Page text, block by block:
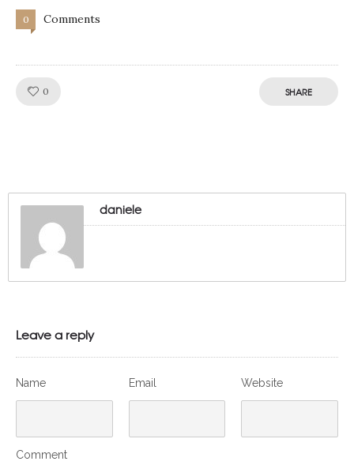
0 Comments
0 SHARE
daniele
Leave a reply
Name Email Website
Comment